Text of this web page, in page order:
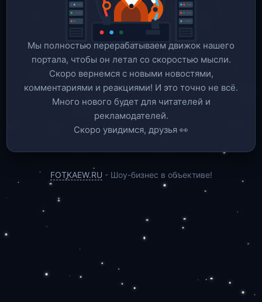
Мы полностью перерабатываем движок нашего
портала, чтобы он летал со скоростью мысли.
Скоро вернемся c новыми новостями,
комментариями и реакциями! И это точно не всё.
Много нового будет для читателей и
рекламодателей.
Скоро увидимся, друзья 👀
FOTKAEW.RU - Шоу-бизнес в объективе!